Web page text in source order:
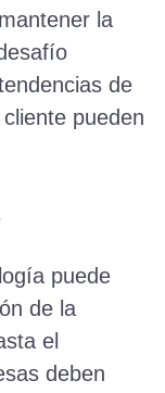
la
de
pueden
puede
de la
el
deben